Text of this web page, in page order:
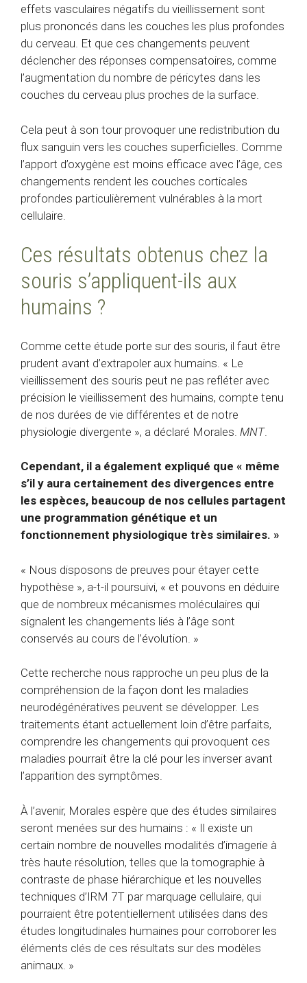
effets vasculaires négatifs du vieillissement sont
plus prononcés dans les couches les plus profondes
du cerveau. Et que ces changements peuvent
déclencher des réponses compensatoires, comme
l’augmentation du nombre de péricytes dans les
couches du cerveau plus proches de la surface.
Cela peut à son tour provoquer une redistribution du
flux sanguin vers les couches superficielles. Comme
l’apport d’oxygène est moins efficace avec l’âge, ces
changements rendent les couches corticales
profondes particulièrement vulnérables à la mort
cellulaire.
Ces résultats obtenus chez la
souris s’appliquent-ils aux
humains ?
Comme cette étude porte sur des souris, il faut être
prudent avant d’extrapoler aux humains. « Le
vieillissement des souris peut ne pas refléter avec
précision le vieillissement des humains, compte tenu
de nos durées de vie différentes et de notre
physiologie divergente », a déclaré Morales. MNT.
Cependant, il a également expliqué que « même
s’il y aura certainement des divergences entre
les espèces, beaucoup de nos cellules partagent
une programmation génétique et un
fonctionnement physiologique très similaires. »
« Nous disposons de preuves pour étayer cette
hypothèse », a-t-il poursuivi, « et pouvons en déduire
que de nombreux mécanismes moléculaires qui
signalent les changements liés à l’âge sont
conservés au cours de l’évolution. »
Cette recherche nous rapproche un peu plus de la
compréhension de la façon dont les maladies
neurodégénératives peuvent se développer. Les
traitements étant actuellement loin d’être parfaits,
comprendre les changements qui provoquent ces
maladies pourrait être la clé pour les inverser avant
l’apparition des symptômes.
À l’avenir, Morales espère que des études similaires
seront menées sur des humains : « Il existe un
certain nombre de nouvelles modalités d’imagerie à
très haute résolution, telles que la tomographie à
contraste de phase hiérarchique et les nouvelles
techniques d’IRM 7T par marquage cellulaire, qui
pourraient être potentiellement utilisées dans des
études longitudinales humaines pour corroborer les
éléments clés de ces résultats sur des modèles
animaux. »